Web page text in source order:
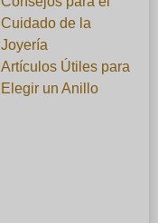
Cuidado de la
Joyería
Artículos Útiles para
Elegir un Anillo